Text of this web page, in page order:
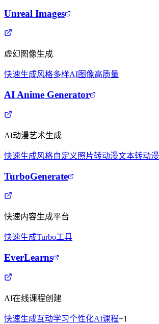
Unreal Images
虚幻图像生成
快速生成风格多样AI图像高质量
AI Anime Generator
AI动漫艺术生成
快速生成风格自定义照片转动漫文本转动漫
TurboGenerate
快速内容生成平台
快速生成Turbo工具
EverLearns
AI在线课程创建
快速生成互动学习个性化AI课程+1